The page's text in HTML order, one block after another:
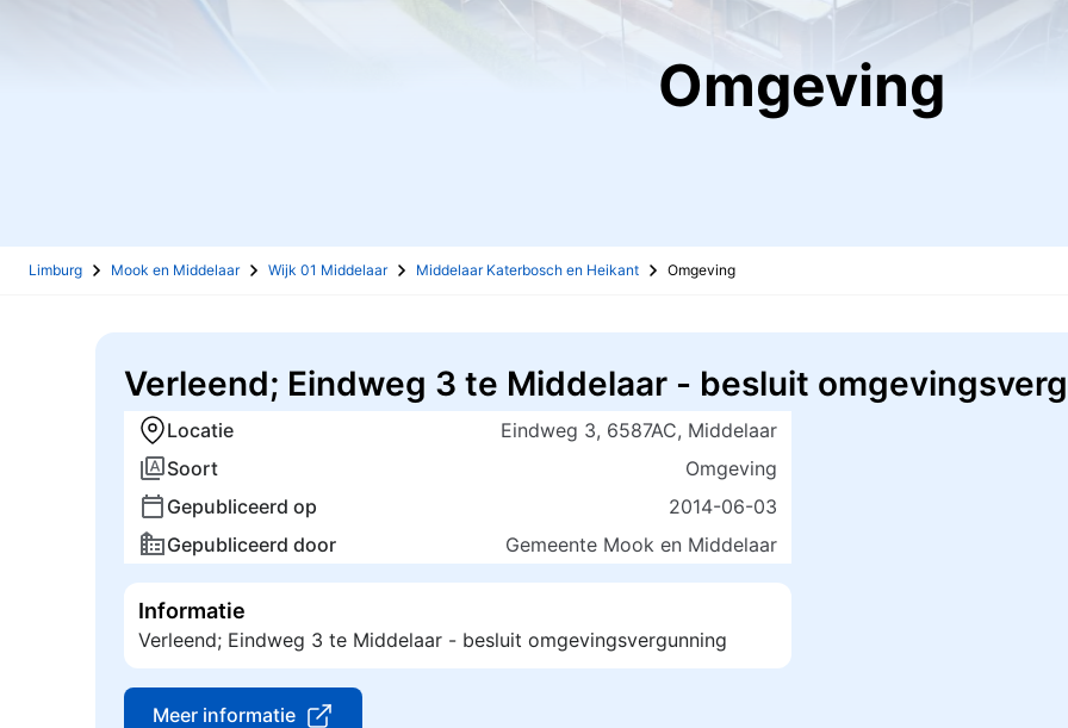
Omgeving
Limburg Mook en Middelaar Wijk 01 Middelaar Middelaar Katerbosch en Heikant Omgeving
Verleend; Eindweg 3 te Middelaar - besluit
Locatie
Eindweg 3, 6587AC, Middelaar
Soort
Omgeving
Gepubliceerd op
2014-06-03
Gepubliceerd door
Gemeente Mook en Middelaar
Informatie
Verleend; Eindweg 3 te Middelaar - besluit omgevingsvergunning
Meer informatie